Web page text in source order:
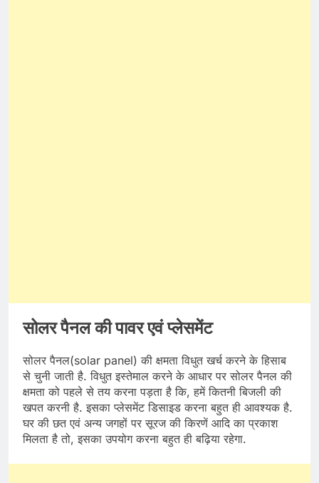
सोलर पैनल की पावर एवं प्लेसमेंट
सोलर पैनल(solar panel) की क्षमता विधुत खर्च करने के हिसाब
से चुनी जाती है. विधुत इस्तेमाल करने के आधार पर सोलर पैनल की
क्षमता को पहले से तय करना पड़ता है कि, हमें कितनी बिजली की
खपत करनी है. इसका प्लेसमेंट डिसाइड करना बहुत ही आवश्यक है.
घर की छत एवं अन्य जगहों पर सूरज की किरणें आदि का प्रकाश
मिलता है तो, इसका उपयोग करना बहुत ही बढ़िया रहेगा.